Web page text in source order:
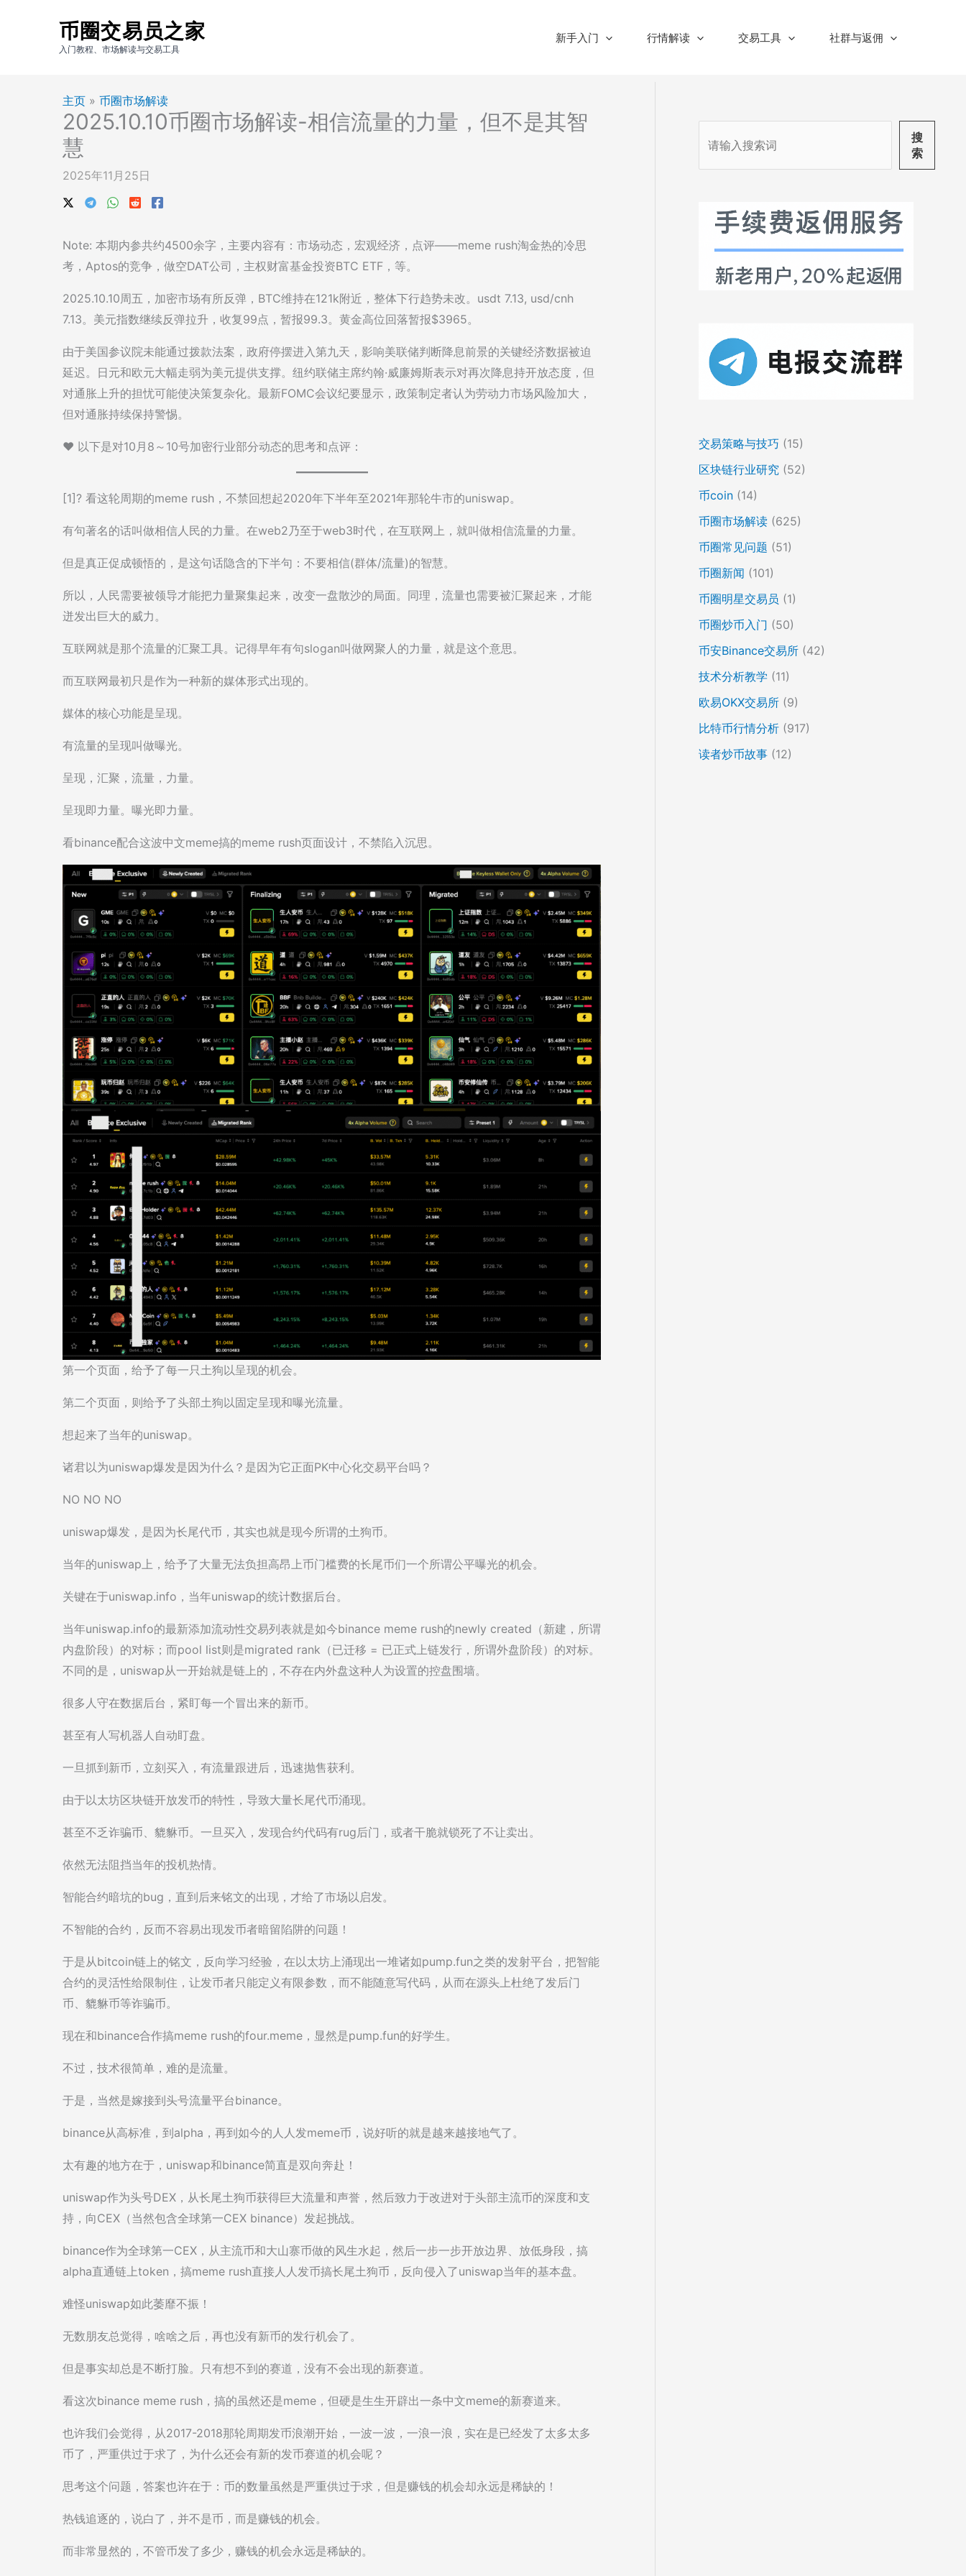
币圈交易员之家
入门教程、市场解读与交易工具
新手入门 行情解读 交易工具 社群与返佣
主页 » 币圈市场解读
2025.10.10币圈市场解读-相信流量的力量，但不是其智
慧
2025年11月25日
Note: 本期内参共约4500余字，主要内容有：市场动态，宏观经济，点评——meme rush淘金热的冷思
考，Aptos的竞争，做空DAT公司，主权财富基金投资BTC ETF，等。
2025.10.10周五，加密市场有所反弹，BTC维持在121k附近，整体下行趋势未改。usdt 7.13, usd/cnh
7.13。美元指数继续反弹拉升，收复99点，暂报99.3。黄金高位回落暂报$3965。
由于美国参议院未能通过拨款法案，政府停摆进入第九天，影响美联储判断降息前景的关键经济数据被迫
延迟。日元和欧元大幅走弱为美元提供支撑。纽约联储主席约翰·威廉姆斯表示对再次降息持开放态度，但
对通胀上升的担忧可能使决策复杂化。最新FOMC会议纪要显示，政策制定者认为劳动力市场风险加大，
但对通胀持续保持警惕。
♥️ 以下是对10月8～10号加密行业部分动态的思考和点评：
[1]? 看这轮周期的meme rush，不禁回想起2020年下半年至2021年那轮牛市的uniswap。
有句著名的话叫做相信人民的力量。在web2乃至于web3时代，在互联网上，就叫做相信流量的力量。
但是真正促成顿悟的，是这句话隐含的下半句：不要相信(群体/流量)的智慧。
所以，人民需要被领导才能把力量聚集起来，改变一盘散沙的局面。同理，流量也需要被汇聚起来，才能
迸发出巨大的威力。
互联网就是那个流量的汇聚工具。记得早年有句slogan叫做网聚人的力量，就是这个意思。
而互联网最初只是作为一种新的媒体形式出现的。
媒体的核心功能是呈现。
有流量的呈现叫做曝光。
呈现，汇聚，流量，力量。
呈现即力量。曝光即力量。
看binance配合这波中文meme搞的meme rush页面设计，不禁陷入沉思。
第一个页面，给予了每一只土狗以呈现的机会。
第二个页面，则给予了头部土狗以固定呈现和曝光流量。
想起来了当年的uniswap。
诸君以为uniswap爆发是因为什么？是因为它正面PK中心化交易平台吗？
NO NO NO
uniswap爆发，是因为长尾代币，其实也就是现今所谓的土狗币。
当年的uniswap上，给予了大量无法负担高昂上币门槛费的长尾币们一个所谓公平曝光的机会。
关键在于uniswap.info，当年uniswap的统计数据后台。
当年uniswap.info的最新添加流动性交易列表就是如今binance meme rush的newly created（新建，所谓
内盘阶段）的对标；而pool list则是migrated rank（已迁移 = 已正式上链发行，所谓外盘阶段）的对标。
不同的是，uniswap从一开始就是链上的，不存在内外盘这种人为设置的控盘围墙。
很多人守在数据后台，紧盯每一个冒出来的新币。
甚至有人写机器人自动盯盘。
一旦抓到新币，立刻买入，有流量跟进后，迅速抛售获利。
由于以太坊区块链开放发币的特性，导致大量长尾代币涌现。
甚至不乏诈骗币、貔貅币。一旦买入，发现合约代码有rug后门，或者干脆就锁死了不让卖出。
依然无法阻挡当年的投机热情。
智能合约暗坑的bug，直到后来铭文的出现，才给了市场以启发。
不智能的合约，反而不容易出现发币者暗留陷阱的问题！
于是从bitcoin链上的铭文，反向学习经验，在以太坊上涌现出一堆诸如pump.fun之类的发射平台，把智能
合约的灵活性给限制住，让发币者只能定义有限参数，而不能随意写代码，从而在源头上杜绝了发后门
币、貔貅币等诈骗币。
现在和binance合作搞meme rush的four.meme，显然是pump.fun的好学生。
不过，技术很简单，难的是流量。
于是，当然是嫁接到头号流量平台binance。
binance从高标准，到alpha，再到如今的人人发meme币，说好听的就是越来越接地气了。
太有趣的地方在于，uniswap和binance简直是双向奔赴！
uniswap作为头号DEX，从长尾土狗币获得巨大流量和声誉，然后致力于改进对于头部主流币的深度和支
持，向CEX（当然包含全球第一CEX binance）发起挑战。
binance作为全球第一CEX，从主流币和大山寨币做的风生水起，然后一步一步开放边界、放低身段，搞
alpha直通链上token，搞meme rush直接人人发币搞长尾土狗币，反向侵入了uniswap当年的基本盘。
难怪uniswap如此萎靡不振！
无数朋友总觉得，啥啥之后，再也没有新币的发行机会了。
但是事实却总是不断打脸。只有想不到的赛道，没有不会出现的新赛道。
看这次binance meme rush，搞的虽然还是meme，但硬是生生开辟出一条中文meme的新赛道来。
也许我们会觉得，从2017-2018那轮周期发币浪潮开始，一波一波，一浪一浪，实在是已经发了太多太多
币了，严重供过于求了，为什么还会有新的发币赛道的机会呢？
思考这个问题，答案也许在于：币的数量虽然是严重供过于求，但是赚钱的机会却永远是稀缺的！
热钱追逐的，说白了，并不是币，而是赚钱的机会。
而非常显然的，不管币发了多少，赚钱的机会永远是稀缺的。
搜
索
交易策略与技巧 (15)
区块链行业研究 (52)
币coin (14)
币圈市场解读 (625)
币圈常见问题 (51)
币圈新闻 (101)
币圈明星交易员 (1)
币圈炒币入门 (50)
币安Binance交易所 (42)
技术分析教学 (11)
欧易OKX交易所 (9)
比特币行情分析 (917)
读者炒币故事 (12)